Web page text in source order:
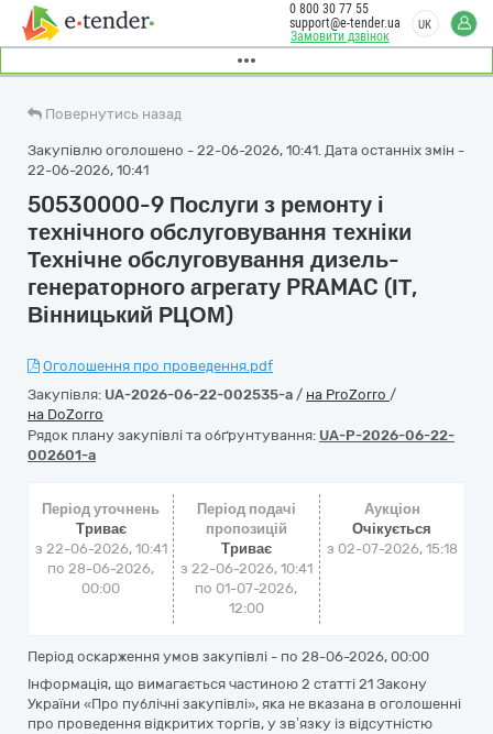
Замовити дзвінок
0 800 30 77 55
support@e-tender.ua
UK
Повернутись назад
Закупівлю оголошено - 22-06-2026, 10:41. Дата останніх змін -
22-06-2026, 10:41
50530000-9 Послуги з ремонту і
технічного обслуговування техніки
Технічне обслуговування дизель-
генераторного агрегату PRAMAC (ІТ,
Вінницький РЦОМ)
Оголошення про проведення.pdf
Закупівля: UA-2026-06-22-002535-a / на ProZorro /
на DoZorro
Рядок плану закупівлі та обґрунтування: UA-P-2026-06-22-
002601-a
Період уточнень
Триває
з 22-06-2026, 10:41
по 28-06-2026,
00:00
Період подачі
пропозицій
Триває
з 22-06-2026, 10:41
по 01-07-2026,
12:00
Аукціон
Очікується
з 02-07-2026, 15:18
Період оскарження умов закупівлі - по 28-06-2026, 00:00
Інформація, що вимагається частиною 2 статті 21 Закону
України «Про публічні закупівлі», яка не вказана в оголошенні
про проведення відкритих торгів, у зв’язку із відсутністю